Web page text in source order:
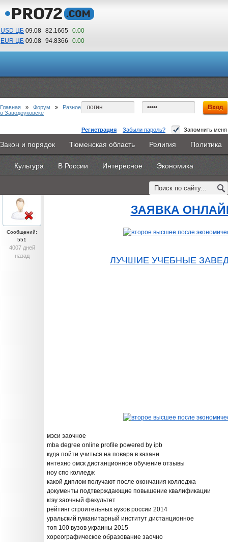
USD ЦБ 09.08 82.1665 0.00
EUR ЦБ 09.08 94.8366 0.00
13 47
По Гринвичу (GMT +5)
Регистрация Забыли пароль? Запомнить меня
Главная Новости Объявления КНИГИ ВестиNet
Каталоги 9PS Прочее
Закон и порядок Тюменская область Религия Политика
Культура В России Интересное Экономика
Главная » Форум » Разное
о Заводоуковске
второе высшее после экономического
- 19 августа 2015, среда
oblachkovoe
Сообщений:
551
4007 дней
назад
второе высшее после
ЗАЯВКА
ЛУЧШИЕ УЧЕБНЫЕ
мэси заочное
mba degree online profile powered by ipb
куда пойти учиться на повара в казани
интехно омск дистанционное обучение отзывы
ноу спо колледж
какой диплом получают после окончания колледжа
документы подтверждающие повышение квалификации
кгэу заочный факультет
рейтинг строительных вузов россии 2014
уральский гуманитарный институт дистанционное
топ 100 вузов украины 2015
хореографическое образование заочно